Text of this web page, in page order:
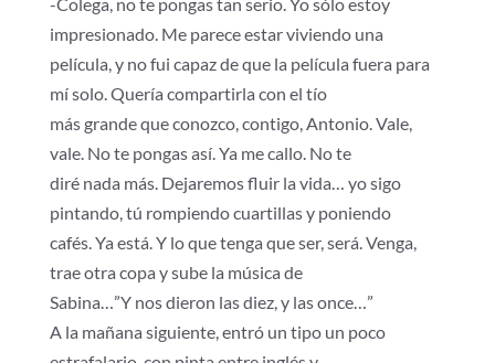
impresionado. Me parece estar viviendo una
película, y no fui capaz de que la película fuera para
mí solo. Quería compartirla con el tío
más grande que conozco, contigo, Antonio. Vale,
vale. No te pongas así. Ya me callo. No te
diré nada más. Dejaremos fluir la vida… yo sigo
pintando, tú rompiendo cuartillas y poniendo
cafés. Ya está. Y lo que tenga que ser, será. Venga,
trae otra copa y sube la música de
Sabina…”Y nos dieron las diez, y las once…”
A la mañana siguiente, entró un tipo un poco